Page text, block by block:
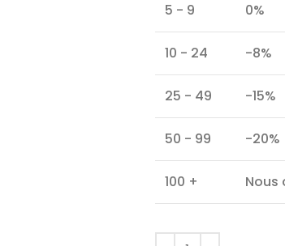
5 - 9 0%
10 - 24 -8%
25 - 49 -15%
50 - 99 -20%
100 + Nous